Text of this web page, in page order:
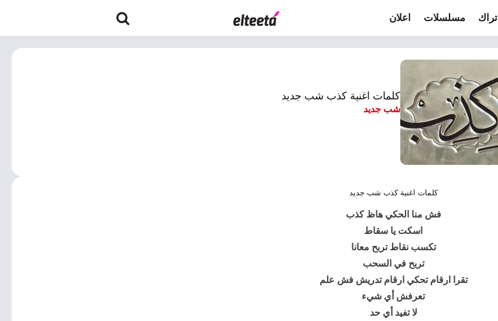
تراك مسلسلات اعلان
كلمات اغنية كذب شب جديد
شب جديد
كلمات اغنية كذب شب جديد
فش منا الحكي هاظ كذب
اسكت يا سقاط
تكسب نقاط تربح معانا
تربح في السحب
تقرا ارقام تحكي ارقام تدريش فش علم
تعرفش أي شيء
لا تفيد أي حد